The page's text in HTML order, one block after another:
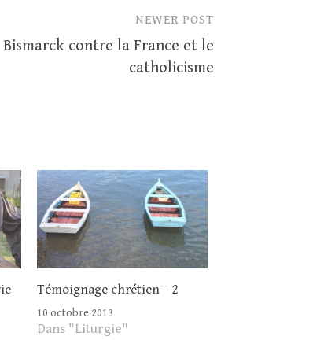
NEWER POST
Bismarck contre la France et le
catholicisme
Témoignage chrétien – 2
10 octobre 2013
Dans "Liturgie"